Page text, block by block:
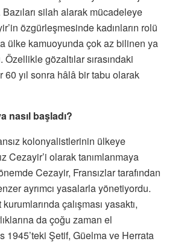
Bazıları silah alarak mücadeleye
özgürleşmesinde kadınların rolü
ülke kamuoyunda çok az bilinen ya
gözaltılar sırasındaki
yıl sonra hâlâ bir tabu olarak
nasıl başladı?
kolonyalistlerinin ülkeye
Cezayir’i olarak tanımlanmaya
Cezayir, Fransızlar tarafından
ayrımcı yasalarla yönetiyordu.
çalışması yasaktı,
da çoğu zaman el
1945’teki Şetif, Güelma ve Herrata